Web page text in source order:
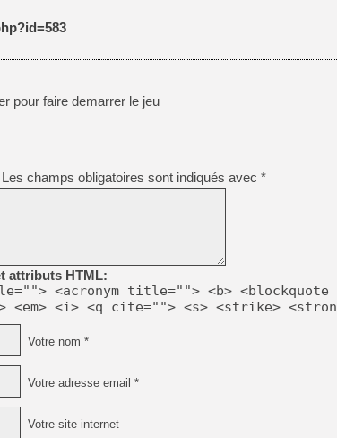
[GK] Endless Legend 2 :
[LS] [PS5] Le WebKit
[GK] Oubliez Crazy Taxi,
[LS] [Switch] NSZ 5.0.0
[GK] No More Room in
[GK] Un chatbot Atelier
[GK] Mémoire cash -
[GK] Nvidia : le prix des
[GK] Suikoden Star Leap
[Mo5] La mini borne
[GK] Pourquoi Marvel
pour faire demarrer le jeu
Les champs obligatoires sont indiqués avec *
attributs HTML:
<acronym title=""> <b> <blockquote
<em> <i> <q cite=""> <s> <strike>
Votre nom *
Votre adresse email *
Votre site internet